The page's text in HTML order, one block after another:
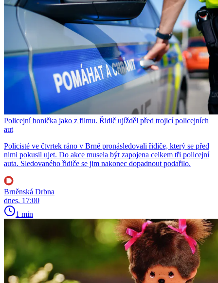
Policejní honička jako z filmu. Řidič ujížděl před trojicí policejních
aut
Policisté ve čtvrtek ráno v Brně pronásledovali řidiče, který se před
nimi pokusil ujet. Do akce musela být zapojena celkem tři policejní
auta. Sledovaného řidiče se jim nakonec dopadnout podařilo.
Brněnská Drbna
dnes, 17:00
1 min